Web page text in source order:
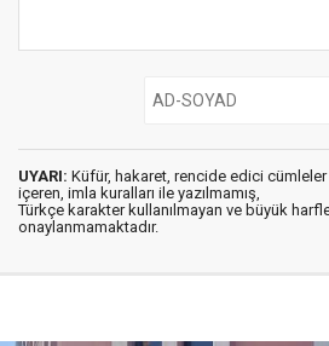
UYARI: Küfür, hakaret, rencide edici cümleler
içeren, imla kuralları ile yazılmamış,
Türkçe karakter kullanılmayan ve büyük
onaylanmamaktadır.